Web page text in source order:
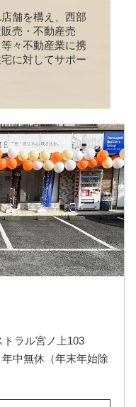
舗を構え、西部
売・不動産売
々不動産業に携
に対してサポー
ラル宮ノ上103
中無休（年末年始除